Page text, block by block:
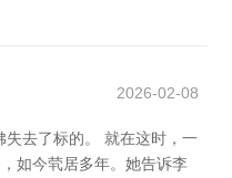
2026-02-08
去了标的。 就在这时，一
如今茕居多年。她告诉李